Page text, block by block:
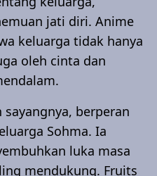
jati diri. Anime
keluarga tidak hanya
oleh cinta dan
berperan
Sohma. Ia
luka masa
mendukung. Fruits